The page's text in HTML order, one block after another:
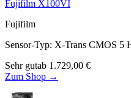
Fujifilm X100VI
Fujifilm
Sensor-Typ: X-Trans CMOS 5
Sehr gutab 1.729,00 €
Zum Shop →